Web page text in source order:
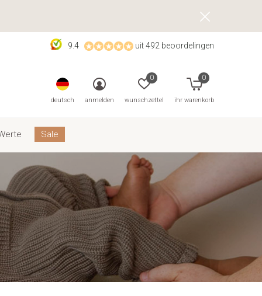
Sale
deutsch anmelden wunschzettel
0
ihr warenkorb
0
9.4 uit 492 beoordelingen